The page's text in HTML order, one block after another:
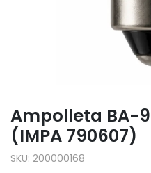
Ampolleta BA-
(IMPA 790607)
SKU: 200000168